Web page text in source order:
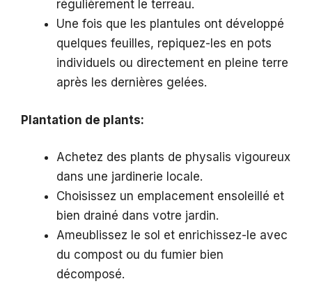
régulièrement le terreau.
Une fois que les plantules ont développé
quelques feuilles, repiquez-les en pots
individuels ou directement en pleine terre
après les dernières gelées.
Plantation de plants:
Achetez des plants de physalis vigoureux
dans une jardinerie locale.
Choisissez un emplacement ensoleillé et
bien drainé dans votre jardin.
Ameublissez le sol et enrichissez-le avec
du compost ou du fumier bien
décomposé.